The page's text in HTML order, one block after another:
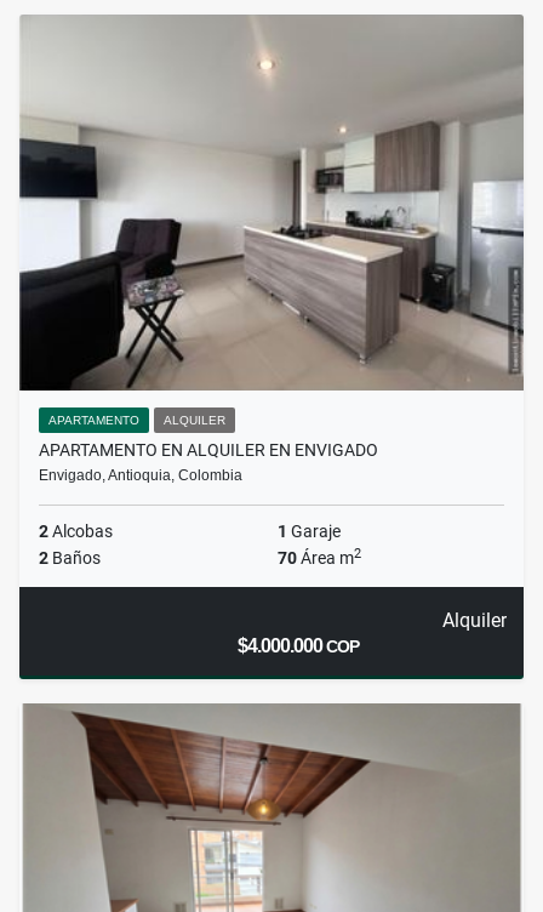
APARTAMENTO ALQUILER
APARTAMENTO EN ALQUILER EN ENVIGADO
Envigado, Antioquia, Colombia
2Alcobas 1 Garaje
2 Baños 70Área m2
Alquiler
$4.000.000COP